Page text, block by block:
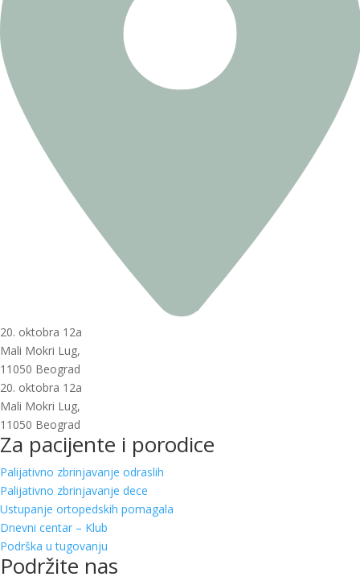
20. oktobra 12a
Mali Mokri Lug,
11050 Beograd
20. oktobra 12a
Mali Mokri Lug,
11050 Beograd
Za pacijente i porodice
Palijativno zbrinjavanje odraslih
Palijativno zbrinjavanje dece
Ustupanje ortopedskih pomagala
Dnevni centar – Klub
Podrška u tugovanju
Podržite nas